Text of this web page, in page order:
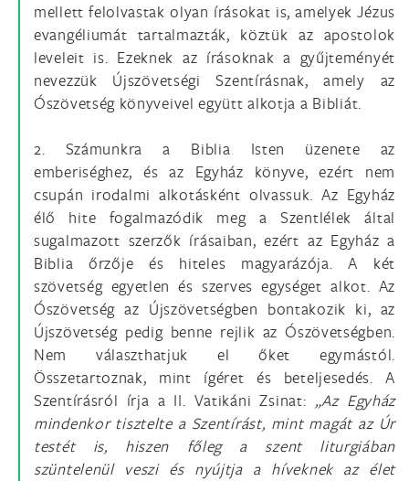
mellett felolvastak olyan írásokat is, amelyek Jézus
evangéliumát tartalmazták, köztük az apostolok
leveleit is. Ezeknek az írásoknak a gyűjteményét
nevezzük Újszövetségi Szentírásnak, amely az
Ószövetség könyveivel együtt alkotja a Bibliát.
2. Számunkra a Biblia Isten üzenete az
emberiséghez, és az Egyház könyve, ezért nem
csupán irodalmi alkotásként olvassuk. Az Egyház
élő hite fogalmazódik meg a Szentlélek által
sugalmazott szerzők írásaiban, ezért az Egyház a
Biblia őrzője és hiteles magyarázója. A két
szövetség egyetlen és szerves egységet alkot. Az
Ószövetség az Újszövetségben bontakozik ki, az
Újszövetség pedig benne rejlik az Ószövetségben.
Nem választhatjuk el őket egymástól.
Összetartoznak, mint ígéret és beteljesedés. A
Szentírásról írja a II. Vatikáni Zsinat: „Az Egyház
mindenkor tisztelte a Szentírást, mint magát az Úr
testét is, hiszen főleg a szent liturgiában
szüntelenül veszi és nyújtja a híveknek az élet